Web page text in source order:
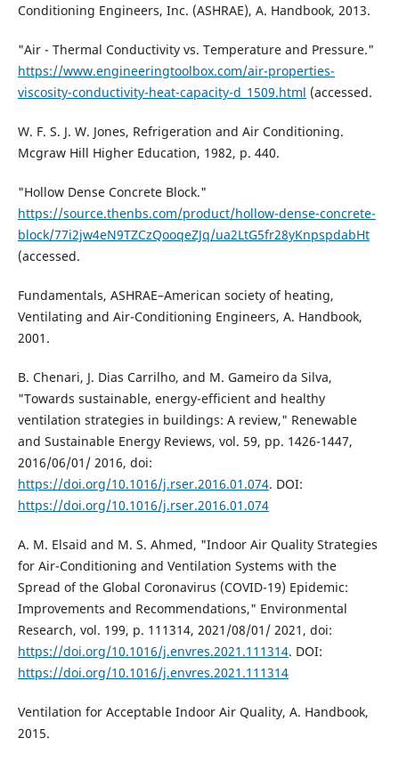
Conditioning Engineers, Inc. (ASHRAE), A. Handbook, 2013.
"Air - Thermal Conductivity vs. Temperature and Pressure."
https://www.engineeringtoolbox.com/air-properties-
viscosity-conductivity-heat-capacity-d_1509.html (accessed.
W. F. S. J. W. Jones, Refrigeration and Air Conditioning.
Mcgraw Hill Higher Education, 1982, p. 440.
"Hollow Dense Concrete Block."
https://source.thenbs.com/product/hollow-dense-concrete-
block/77i2jw4eN9TZCzQooqeZJq/ua2LtG5fr28yKnpspdabHt
(accessed.
Fundamentals, ASHRAE–American society of heating,
Ventilating and Air-Conditioning Engineers, A. Handbook,
2001.
B. Chenari, J. Dias Carrilho, and M. Gameiro da Silva,
"Towards sustainable, energy-efficient and healthy
ventilation strategies in buildings: A review," Renewable
and Sustainable Energy Reviews, vol. 59, pp. 1426-1447,
2016/06/01/ 2016, doi:
https://doi.org/10.1016/j.rser.2016.01.074. DOI:
https://doi.org/10.1016/j.rser.2016.01.074
A. M. Elsaid and M. S. Ahmed, "Indoor Air Quality Strategies
for Air-Conditioning and Ventilation Systems with the
Spread of the Global Coronavirus (COVID-19) Epidemic:
Improvements and Recommendations," Environmental
Research, vol. 199, p. 111314, 2021/08/01/ 2021, doi:
https://doi.org/10.1016/j.envres.2021.111314. DOI:
https://doi.org/10.1016/j.envres.2021.111314
Ventilation for Acceptable Indoor Air Quality, A. Handbook,
2015.